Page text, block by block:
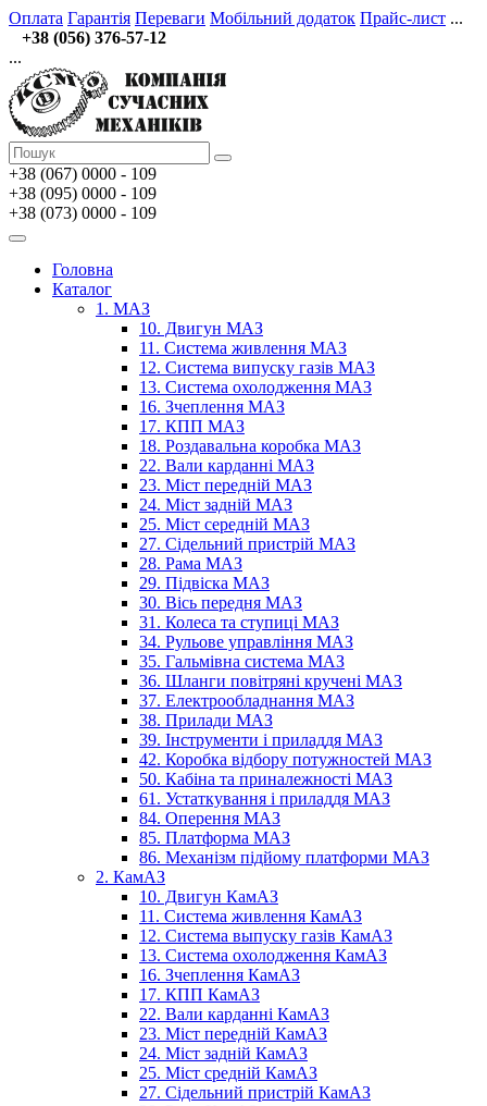
Оплата Гарантія Переваги Мобільний додаток Прайс-лист ...
+38 (056) 376-57-12
...
+38 (067) 0000 - 109
+38 (095) 0000 - 109
+38 (073) 0000 - 109
Головна
Каталог
1. МАЗ
10. Двигун МАЗ
11. Система живлення МАЗ
12. Система випуску газів МАЗ
13. Система охолодження МАЗ
16. Зчеплення МАЗ
17. КПП МАЗ
18. Роздавальна коробка МАЗ
22. Вали карданні МАЗ
23. Міст передній МАЗ
24. Міст задній МАЗ
25. Міст середній МАЗ
27. Сідельний пристрій МАЗ
28. Рама МАЗ
29. Підвіска МАЗ
30. Вісь передня МАЗ
31. Колеса та ступиці МАЗ
34. Рульове управління МАЗ
35. Гальмівна система МАЗ
36. Шланги повітряні кручені МАЗ
37. Електрообладнання МАЗ
38. Прилади МАЗ
39. Інструменти і приладдя МАЗ
42. Коробка відбору потужностей МАЗ
50. Кабіна та приналежності МАЗ
61. Устаткування і приладдя МАЗ
84. Оперення МАЗ
85. Платформа МАЗ
86. Механізм підйому платформи МАЗ
2. КамАЗ
10. Двигун КамАЗ
11. Система живлення КамАЗ
12. Система выпуску газів КамАЗ
13. Система охолодження КамАЗ
16. Зчеплення КамАЗ
17. КПП КамАЗ
22. Вали карданні КамАЗ
23. Міст передній КамАЗ
24. Міст задній КамАЗ
25. Міст средній КамАЗ
27. Сідельний пристрій КамАЗ